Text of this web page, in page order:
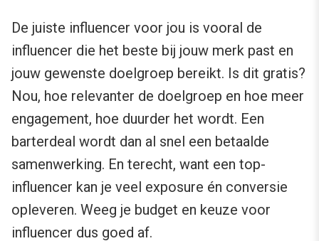
De juiste influencer voor jou is vooral de
influencer die het beste bij jouw merk past en
jouw gewenste doelgroep bereikt. Is dit gratis?
Nou, hoe relevanter de doelgroep en hoe meer
engagement, hoe duurder het wordt. Een
barterdeal wordt dan al snel een betaalde
samenwerking. En terecht, want een top-
influencer kan je veel exposure én conversie
opleveren. Weeg je budget en keuze voor
influencer dus goed af.